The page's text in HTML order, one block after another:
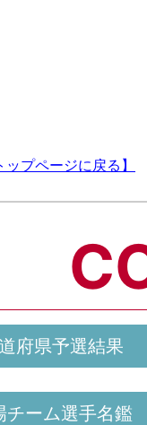
プページに戻る】
府県予選結果
チーム選手名鑑